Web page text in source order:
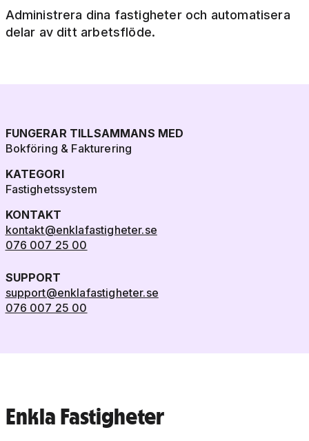
Administrera dina fastigheter och automatisera
delar av ditt arbetsflöde.
FUNGERAR TILLSAMMANS MED
Bokföring & Fakturering
KATEGORI
Fastighetssystem
KONTAKT
kontakt@enklafastigheter.se
076 007 25 00
SUPPORT
support@enklafastigheter.se
076 007 25 00
Enkla Fastigheter